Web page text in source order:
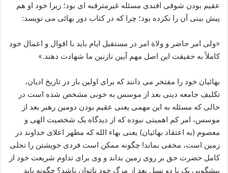
عقیم بودن شوقی افندی مسئله غیرمترقبه ای بود؛ زیرا خود او هم
پیش بینی آن را نکرده بود؛ چرا که در کتاب دور بهائی می نویسد:
«ولی امر حاضر و ولاة امر در مستقبل ایام باید با اقوال و اعمال خود
کاملاً به حقیقت این اصل مهم آیین نازنین ما شهادت دهند.»
بهائیان خود را مفتخر می دانند که برای اولین بار در تاریخ ادیان،
تکلیف جامعه دینی بعد از موسس به خوبی مشخص شده است در
حالی که مسئله به این مهمی یعنی عقیم بودن دومین رهبر بعد از
موسس، امر کم اهمیتی نبوده که از دیدگاه یک شخصیت الهی و
معصوم (به اعتقاد بهائیان) یعنی بهاء الله که مظهر اعلای خداوند در
زمین است، مخفی بماند! چگونه ممکن است فردی خویشتن را تجلی
کامل حضرت حق بر روی زمین بداند و وی برای تداوم شریعت خود از
پیشگویی یک یا دو نسل بعد از مرگ خود ناتوان باشد؟ چگونه باید